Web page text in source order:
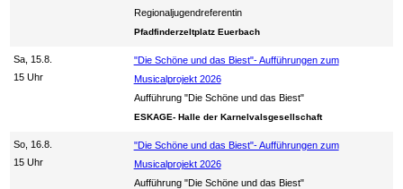
Regionaljugendreferentin
Pfadfinderzeltplatz Euerbach
Sa, 15.8.
15 Uhr
"Die Schöne und das Biest"- Aufführungen zum
Musicalprojekt 2026
Aufführung "Die Schöne und das Biest"
ESKAGE- Halle der Karnelvalsgesellschaft
So, 16.8.
15 Uhr
"Die Schöne und das Biest"- Aufführungen zum
Musicalprojekt 2026
Aufführung "Die Schöne und das Biest"